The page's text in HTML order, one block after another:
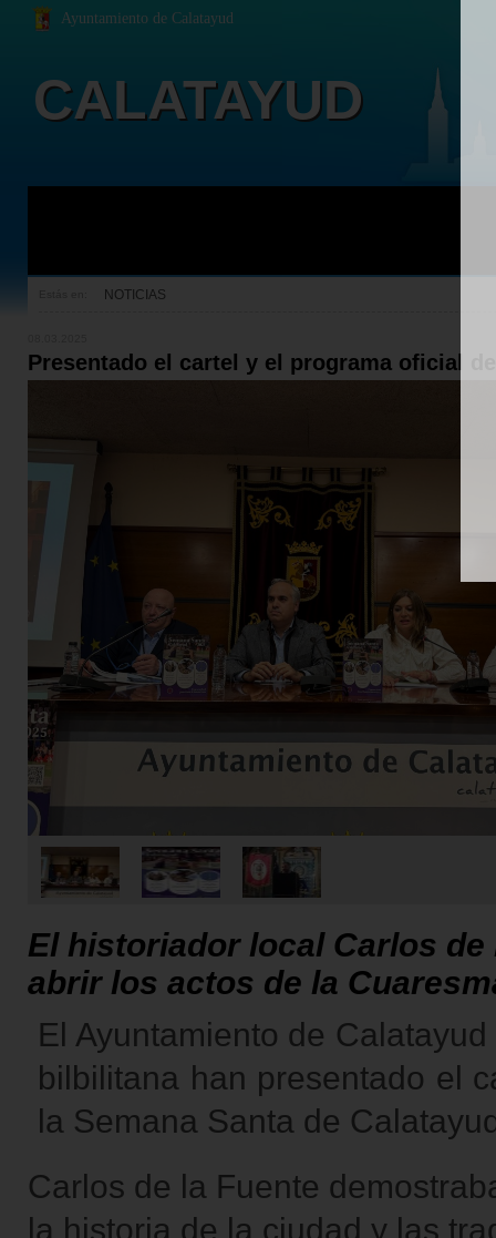
Presentado el cartel y el programa oficial
El historiador local Carlos
abrir los actos de la
El Ayuntamiento de
bilbilitana han presentado el
la Semana Santa de
Carlos de la Fuente
la historia de la ciudad y las
NOTICIAS
Ayuntamiento de Calatayud
CALATAYUD